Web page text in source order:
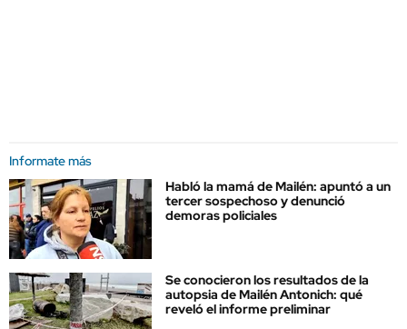
Informate más
Habló la mamá de Mailén: apuntó a un
tercer sospechoso y denunció
demoras policiales
Se conocieron los resultados de la
autopsia de Mailén Antonich: qué
reveló el informe preliminar